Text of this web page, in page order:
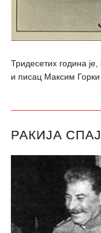
Тридесетих година
и писац Максим
РАКИЈА